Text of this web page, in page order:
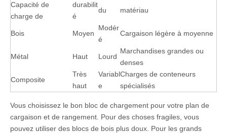
Capacité de
charge de
durabilit
é
du matériau
Bois Moyen
Modér
é
Cargaison légère à moyenne
Métal Haut Lourd
Marchandises grandes ou
denses
Composite
Très
haut
Variabl
e
Charges de conteneurs
spécialisés
Vous choisissez le bon bloc de chargement pour votre plan de
cargaison et de rangement. Pour des choses fragiles, vous
pouvez utiliser des blocs de bois plus doux. Pour les grands